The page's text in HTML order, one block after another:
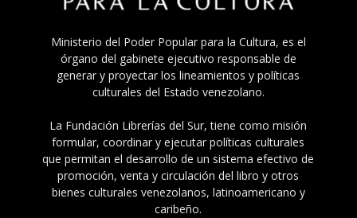
Ministerio del Poder Popular para la Cultura, es el
órgano del gabinete ejecutivo responsable de
generar y proyectar los lineamientos y políticas
culturales del Estado venezolano.
La Fundación Librerías del Sur, tiene como misión
formular, coordinar y ejecutar políticas culturales
que permitan el desarrollo de un sistema efectivo de
promoción, venta y circulación del libro y otros
bienes culturales venezolanos, latinoamericano y
caribeño.